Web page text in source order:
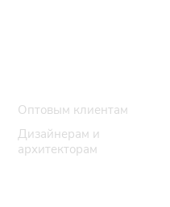
Оптовым клиентам
Дизайнерам и
архитекторам